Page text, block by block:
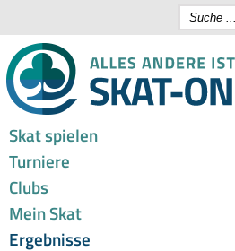
Skat spielen
Turniere
Clubs
Mein Skat
Ergebnisse